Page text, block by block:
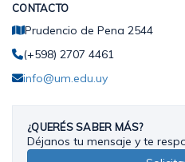
CONTACTO
Prudencio de Pena 2544
(+598) 2707 4461
info@um.edu.uy
¿QUERÉS SABER MÁS?
Déjanos tu mensaje y te